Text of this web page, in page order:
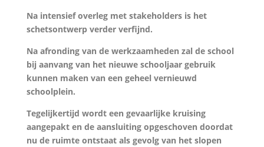
Na intensief overleg met stakeholders is het
schetsontwerp verder verfijnd.
Na afronding van de werkzaamheden zal de school
bij aanvang van het nieuwe schooljaar gebruik
kunnen maken van een geheel vernieuwd
schoolplein.
Tegelijkertijd wordt een gevaarlijke kruising
aangepakt en de aansluiting opgeschoven doordat
nu de ruimte ontstaat als gevolg van het slopen